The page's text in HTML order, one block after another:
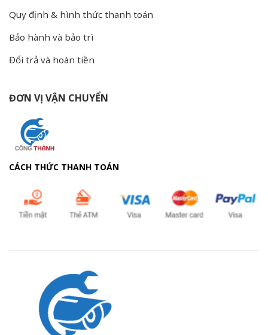
Quy định & hình thức thanh toán
Bảo hành và bảo trì
Đổi trả và hoàn tiền
ĐƠN VỊ VẬN CHUYỂN
CÁCH THỨC THANH TOÁN